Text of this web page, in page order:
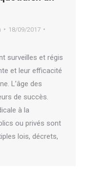
18/09/2017
surveilles et régis
et leur efficacité
L’âge des
de succès.
à la
ou privés sont
lois, décrets,